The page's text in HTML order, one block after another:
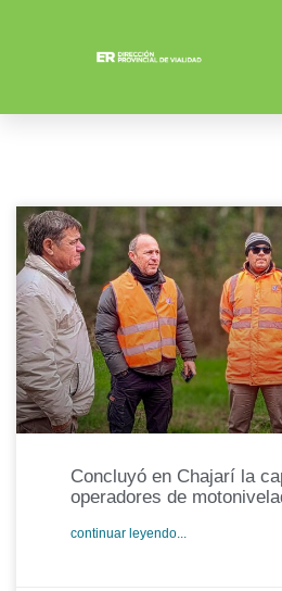
Concluyó en Chajarí la
operadores de
continuar leyendo...